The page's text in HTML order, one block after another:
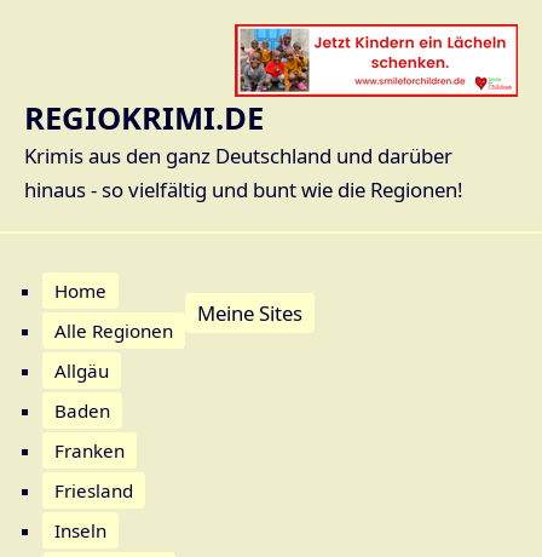
REGIOKRIMI.DE
Krimis aus den ganz Deutschland und darüber
hinaus - so vielfältig und bunt wie die Regionen!
Home
Alle Regionen
Allgäu
Baden
Franken
Friesland
Inseln
Meine Sites